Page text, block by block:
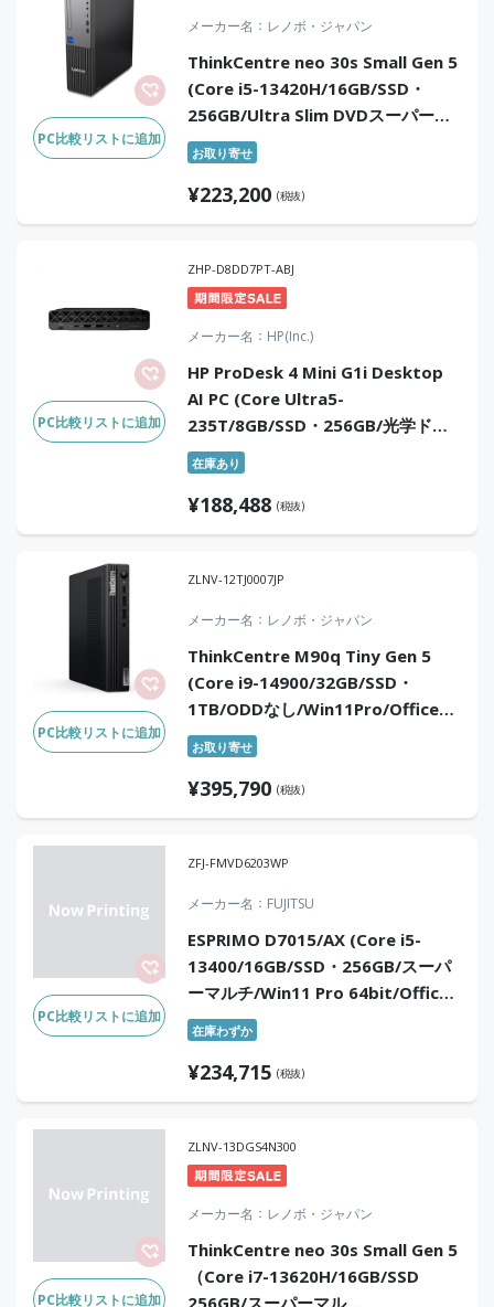
PC比較リストに追加
メーカー名 レノボ・ジャパン
ThinkCentre neo 30s Small Gen 5
(Core i5-13420H/16GB/SSD・
256GB/Ultra Slim DVDスーパーマ
ルチ ドライブ (固定
式)/Win11Pro/Microsoft 365 1か
月無料試用版)
お取り寄せ
¥223,200 (税抜)
PC比較リストに追加
ZHP-D8DD7PT-ABJ
メーカー名 HP(Inc.)
HP ProDesk 4 Mini G1i Desktop
AI PC (Core Ultra5-
235T/8GB/SSD・256GB/光学ドラ
イブなし/Win11Pro/Office Home
& Business 2024(DA版))
在庫あり
¥188,488 (税抜)
PC比較リストに追加
ZLNV-12TJ0007JP
メーカー名 レノボ・ジャパン
ThinkCentre M90q Tiny Gen 5
(Core i9-14900/32GB/SSD・
1TB/ODDなし/Win11Pro/Officeな
し)
お取り寄せ
¥395,790 (税抜)
PC比較リストに追加
ZFJ-FMVD6203WP
メーカー名 FUJITSU
ESPRIMO D7015/AX (Core i5-
13400/16GB/SSD・256GB/スーパ
ーマルチ/Win11 Pro 64bit/Office
なし)
在庫わずか
¥234,715 (税抜)
PC比較リストに追加
ZLNV-13DGS4N300
メーカー名 レノボ・ジャパン
ThinkCentre neo 30s Small Gen 5
（Core i7-13620H/16GB/SSD
256GB/スーパーマル